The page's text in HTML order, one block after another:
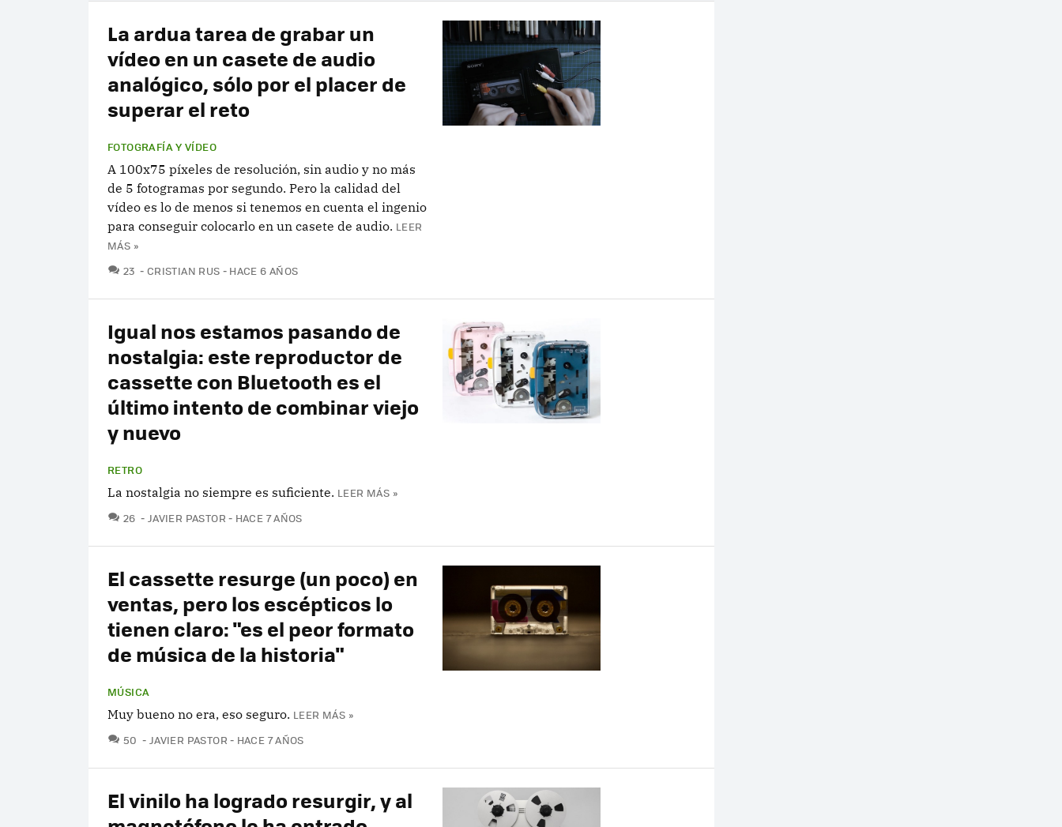
La ardua tarea de grabar un
vídeo en un casete de audio
analógico, sólo por el placer de
superar el reto
FOTOGRAFÍA Y VÍDEO
A 100x75 píxeles de resolución, sin audio y no más
de 5 fotogramas por segundo. Pero la calidad del
vídeo es lo de menos si tenemos en cuenta el ingenio
para conseguir colocarlo en un casete de audio. LEER
MÁS »
23 COMENTARIOS
CRISTIAN RUS HACE 6 AÑOS
Igual nos estamos pasando de
nostalgia: este reproductor de
cassette con Bluetooth es el
último intento de combinar viejo
y nuevo
RETRO
La nostalgia no siempre es suficiente. LEER MÁS »
26 COMENTARIOS
JAVIER PASTOR HACE 7 AÑOS
El cassette resurge (un poco) en
ventas, pero los escépticos lo
tienen claro: "es el peor formato
de música de la historia"
MÚSICA
Muy bueno no era, eso seguro. LEER MÁS »
50 COMENTARIOS
JAVIER PASTOR HACE 7 AÑOS
El vinilo ha logrado resurgir, y al